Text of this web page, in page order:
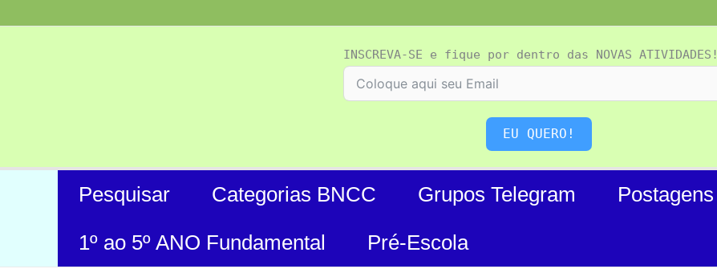
para
INSCREVA-SE e fique por dentro das NOVAS ATIVIDADES!
EU QUERO!
Pesquisar Categorias BNCC Grupos Telegram
Postagens
1º ao 5º ANO Fundamental
Pré-Escola